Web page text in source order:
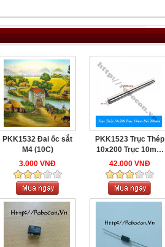
PKK1532 Đai ốc sắt
M4 (10C)
3.000 VNĐ
PKK1523 Trục Thép
10x200 Trục 10mm
Dài ...
42.000 VNĐ